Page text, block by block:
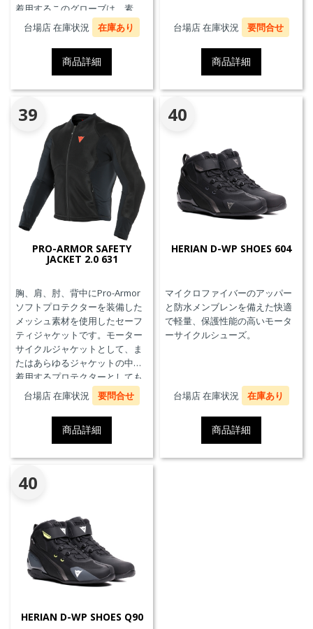
着用するこのグローブは、素
材、快適性、プロテクションに
おいて、優れたパフォーマンス
のためにダイネーゼテクノロジ
ーの真髄を表現しています。
台場店 在庫状況 在庫あり
商品詳細
台場店 在庫状況 要問合せ
商品詳細
39
PRO-ARMOR SAFETY
JACKET 2.0 631
胸、肩、肘、背中にPro-Armor
ソフトプロテクターを装備した
メッシュ素材を使用したセーフ
ティジャケットです。モーター
サイクルジャケットとして、ま
たはあらゆるジャケットの中に
着用するプロテクターとしても
使用することができます。
台場店 在庫状況 要問合せ
商品詳細
40
HERIAN D-WP SHOES 604
マイクロファイバーのアッパー
と防水メンブレンを備えた快適
で軽量、保護性能の高いモータ
ーサイクルシューズ。
台場店 在庫状況 在庫あり
商品詳細
40
HERIAN D-WP SHOES Q90